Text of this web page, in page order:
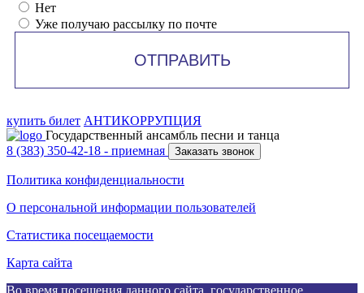
Нет
Уже получаю рассылку по почте
ОТПРАВИТЬ
купить билет АНТИКОРРУПЦИЯ
Государственный ансамбль песни и танца
8 (383) 350-42-18 - приемная Заказать звонок
Политика конфиденциальности
О персональной информации пользователей
Статистика посещаемости
Карта сайта
Во время посещения данного сайта, государственное